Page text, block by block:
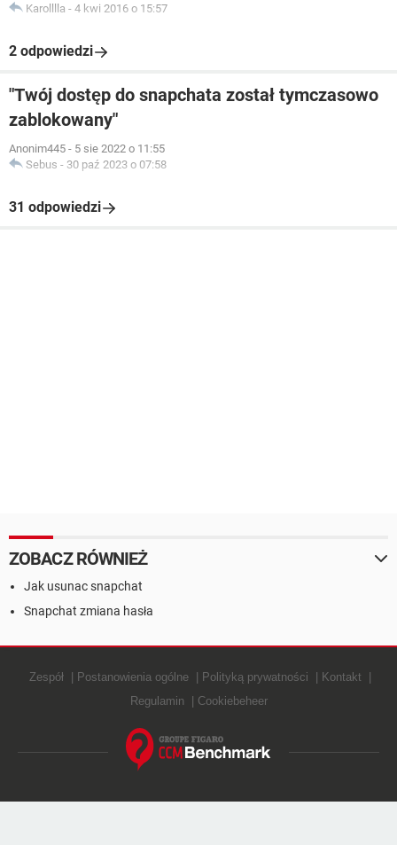
Karolllla - 4 kwi 2016 o 15:57
2 odpowiedzi
"Twój dostęp do snapchata został tymczasowo
zablokowany"
Anonim445 - 5 sie 2022 o 11:55
Sebus - 30 paź 2023 o 07:58
31 odpowiedzi
ZOBACZ RÓWNIEŻ
Jak usunac snapchat
Snapchat zmiana hasła
Zespół Postanowienia ogólne Polityką prywatności
Kontakt
Regulamin
Cookiebeheer